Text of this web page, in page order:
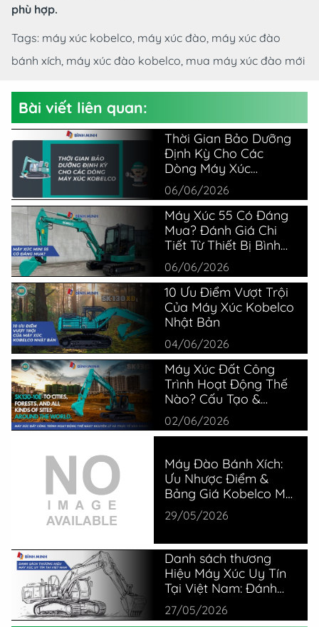
phù hợp.
Tags: máy xúc kobelco, máy xúc đào, máy xúc đào
bánh xích, máy xúc đào kobelco, mua máy xúc đào mới
Bài viết liên quan:
Thời Gian Bảo Dưỡng
Định Kỳ Cho Các
Dòng Máy Xúc
Kobelco
06/06/2026
Máy Xúc 55 Có Đáng
Mua? Đánh Giá Chi
Tiết Từ Thiết Bị Bình
Minh
06/06/2026
10 Ưu Điểm Vượt Trội
Của Máy Xúc Kobelco
Nhật Bản
04/06/2026
Máy Xúc Đất Công
Trình Hoạt Động Thế
Nào? Cấu Tạo &
Nguyên Lý
02/06/2026
Máy Đào Bánh Xích:
Ưu Nhược Điểm &
Bảng Giá Kobelco Mới
Nhất
29/05/2026
Danh sách thương
Hiệu Máy Xúc Uy Tín
Tại Việt Nam: Đánh
Giá Thực Tế Từ
Chuyên Gia
27/05/2026